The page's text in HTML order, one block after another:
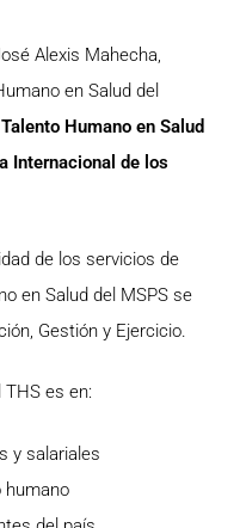
Alexis Mahecha,
en Salud del
Humano en Salud
Internacional de los
de los servicios de
en Salud del MSPS se
Gestión y Ejercicio.
es en:
y salariales
humano